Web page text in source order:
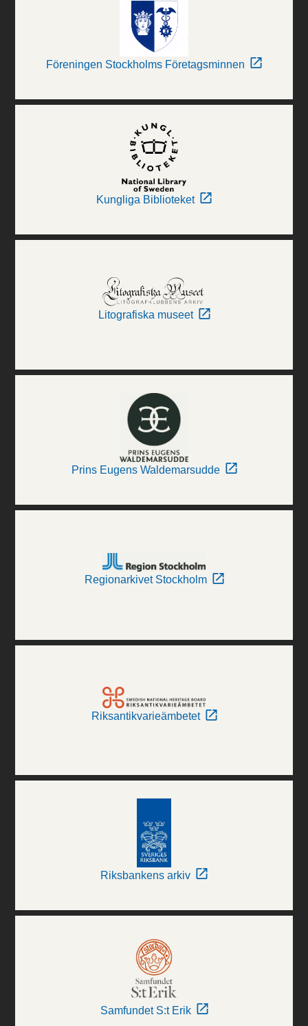
Föreningen Stockholms Företagsminnen
Kungliga Biblioteket
Litografiska museet
Prins Eugens Waldemarsudde
Regionarkivet Stockholm
Riksantikvarieämbetet
Riksbankens arkiv
Samfundet S:t Erik